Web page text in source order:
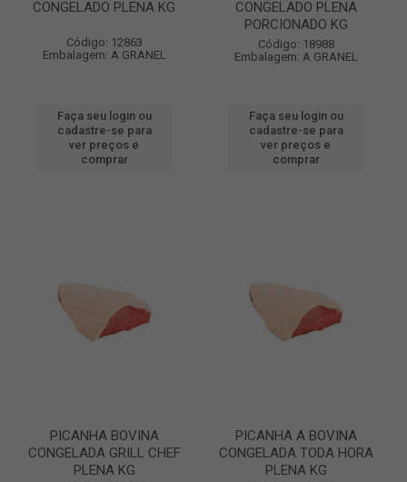
CONGELADO PLENA KG
Código: 12863
Embalagem: A GRANEL
Faça seu login ou
cadastre-se para
ver preços e
comprar
CONGELADO PLENA
PORCIONADO KG
Código: 18988
Embalagem: A GRANEL
Faça seu login ou
cadastre-se para
ver preços e
comprar
PICANHA BOVINA
CONGELADA GRILL CHEF
PLENA KG
PICANHA A BOVINA
CONGELADA TODA HORA
PLENA KG